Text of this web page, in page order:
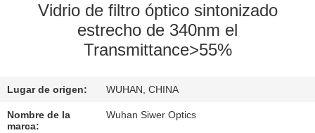
FÁBRICA
DE
CALIDAD
Vidrio de filtro óptico sintonizado
estrecho de 340nm el
Transmittance>55%
Lugar de origen: WUHAN, CHINA
Nombre de la
marca:
Wuhan Siwer Optics